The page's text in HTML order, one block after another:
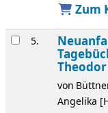
Zum
5.
Theodor
von
Angelika